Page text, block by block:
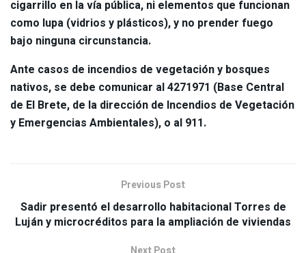
cigarrillo en la vía pública, ni elementos que funcionan
como lupa (vidrios y plásticos), y no prender fuego
bajo ninguna circunstancia.
Ante casos de incendios de vegetación y bosques
nativos, se debe comunicar al 4271971 (Base Central
de El Brete, de la dirección de Incendios de Vegetación
y Emergencias Ambientales), o al 911.
Previous Post
Sadir presentó el desarrollo habitacional Torres de
Luján y microcréditos para la ampliación de viviendas